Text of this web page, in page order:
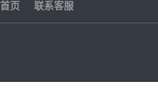
首页 联系客服